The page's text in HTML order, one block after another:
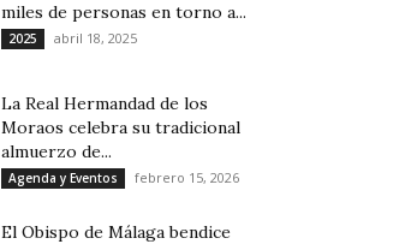
miles de personas en torno a...
2025 abril 18, 2025
La Real Hermandad de los
Moraos celebra su tradicional
almuerzo de...
Agenda y Eventos febrero 15, 2026
El Obispo de Málaga bendice